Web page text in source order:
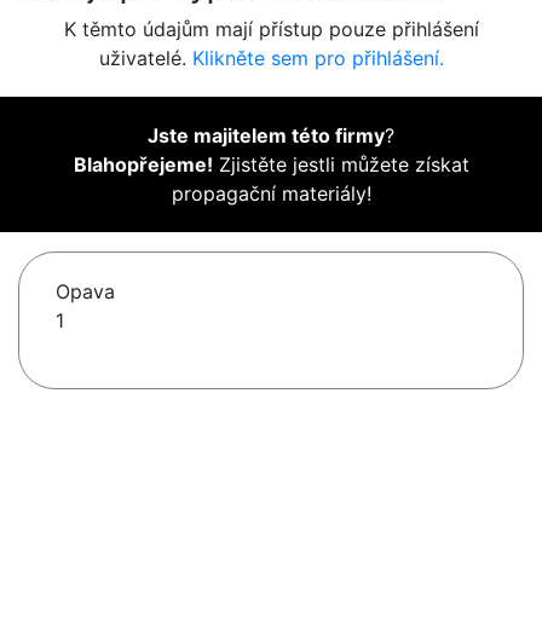
K těmto údajům mají přístup pouze přihlášení
uživatelé. Klikněte sem pro přihlášení.
Jste majitelem této firmy?
Blahopřejeme! Zjistěte jestli můžete získat
propagační materiály!
Opava
1